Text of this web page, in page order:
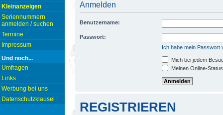
Kleinanzeigen
Seriennummern
anmelden / suchen
Termine
Impressum
Und noch...
Umfragen
Links
Werbung bei uns
Datenschutzklausel
Anmelden
Benutzername:
Passwort:
Ich habe mein Passwort
Mich bei jedem
Meinen Online-
REGISTRIEREN